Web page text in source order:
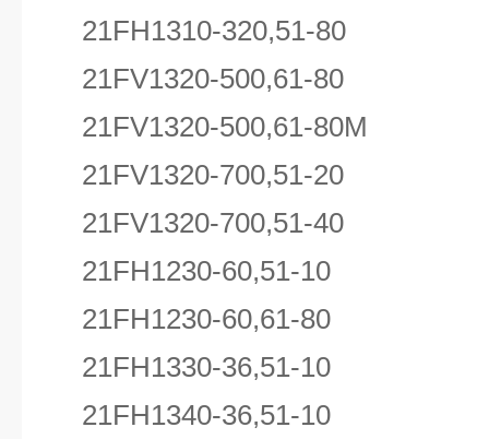
21FH1310-320,51-80
21FV1320-500,61-80
21FV1320-500,61-80M
21FV1320-700,51-20
21FV1320-700,51-40
21FH1230-60,51-10
21FH1230-60,61-80
21FH1330-36,51-10
21FH1340-36,51-10